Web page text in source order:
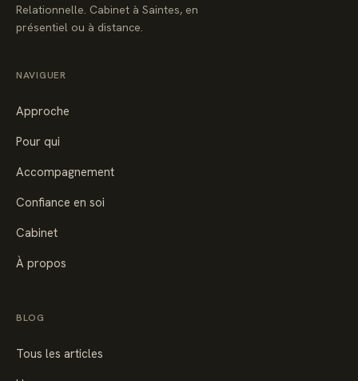
Relationnelle. Cabinet à Saintes, en
présentiel ou à distance.
NAVIGUER
Approche
Pour qui
Accompagnement
Confiance en soi
Cabinet
À propos
BLOG
Tous les articles